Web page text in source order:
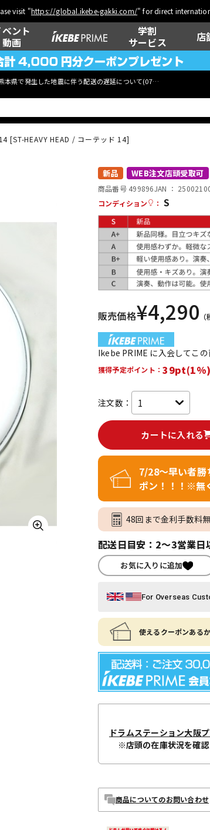
visit "https://global.ikebe-gakki.com/" for direct
ント
動画
学割
サービス
店
本県で発生した地震に伴う配送の遅延について(07月29日
ウクレレ
器 その他楽器
納品
レコーディン
グ機器
[ST-HEAVY HEAD / コーテッド 14]
新品 WEB注文店頭受取可
商品番号 499896JAN ：
コンディション
： S
販売価格¥4,290
Ikebe PRIME に入会してこ
獲得予定ポイント：39pt(1%)
注文数：
カートに入れる
7/28～早い者勝
ポン！！！※無
48回まで金利手数料
配送日目安：2～3営業日
お気に入りに追加
For Overseas
使えるクーポンある
ドラムステーション大阪
※店頭の在庫状況を確認
商品についてのお問い合わせ